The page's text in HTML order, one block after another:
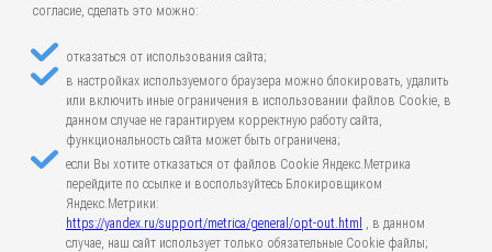
согласие, сделать это можно:
отказаться от использования сайта;
в настройках используемого браузера можно блокировать, удалить
или включить иные ограничения в использовании файлов Cookie, в
данном случае не гарантируем корректную работу сайта,
функциональность сайта может быть ограничена;
если Вы хотите отказаться от файлов Cookie Яндекс.Метрика
перейдите по ссылке и воспользуйтесь Блокировщиком
Яндекс.Метрики:
https://yandex.ru/support/metrica/general/opt-out.html , в данном
случае, наш сайт использует только обязательные Cookie файлы;